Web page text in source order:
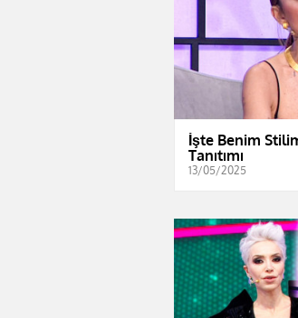
İşte Benim
Tanıtımı
13/05/2025